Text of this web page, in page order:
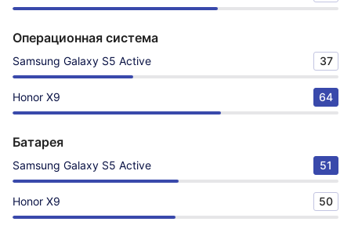
Операционная система
Samsung Galaxy S5 Active 37
Honor X9 64
Батарея
Samsung Galaxy S5 Active 51
Honor X9 50